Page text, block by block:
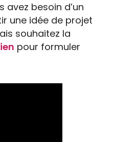
avez besoin d’un
une idée de projet
souhaitez la
pour formuler